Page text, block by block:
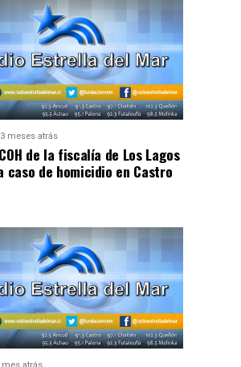
3 meses atrás
de la fiscalía de Los Lagos
caso de homicidio en Castro